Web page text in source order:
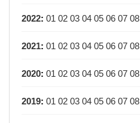
2022: 01 02 03 04 05 06 07 08
2021: 01 02 03 04 05 06 07 08
2020: 01 02 03 04 05 06 07 08
2019: 01 02 03 04 05 06 07 08